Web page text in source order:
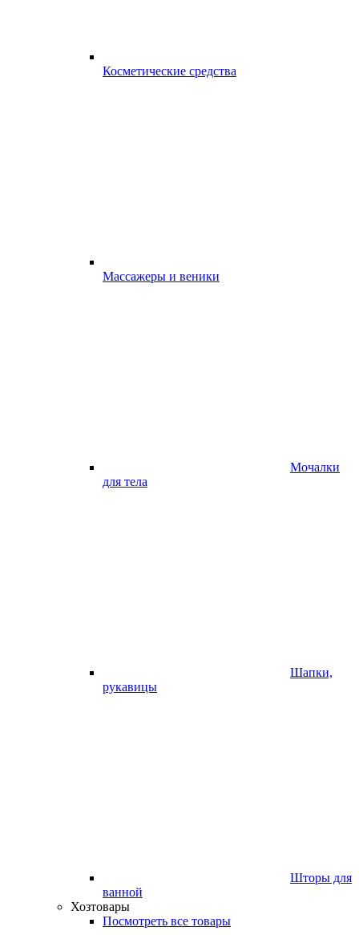
Косметические средства
Массажеры и веники
Мочалки
для тела
Шапки,
рукавицы
Шторы для
ванной
Хозтовары
Посмотреть все товары